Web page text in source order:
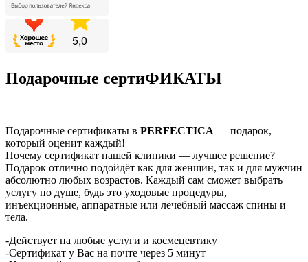
Подарочные сертиФИКАТЫ
Подарочные сертификаты в PERFECTICA — подарок,
который оценит каждый!
Почему сертификат нашей клиники — лучшее решение?
Подарок отлично подойдёт как для женщин, так и для мужчин
абсолютно любых возрастов. Каждый сам сможет выбрать
услугу по душе, будь это уходовые процедуры,
инъекционные, аппаратные или лечебный массаж спины и
тела.
-Действует на любые услуги и космецевтику
-Сертификат у Вас на почте через 5 минут